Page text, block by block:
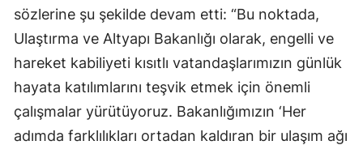
sözlerine şu şekilde devam etti: “Bu noktada,
Ulaştırma ve Altyapı Bakanlığı olarak, engelli ve
hareket kabiliyeti kısıtlı vatandaşlarımızın günlük
hayata katılımlarını teşvik etmek için önemli
çalışmalar yürütüyoruz. Bakanlığımızın ‘Her
adımda farklılıkları ortadan kaldıran bir ulaşım ağı